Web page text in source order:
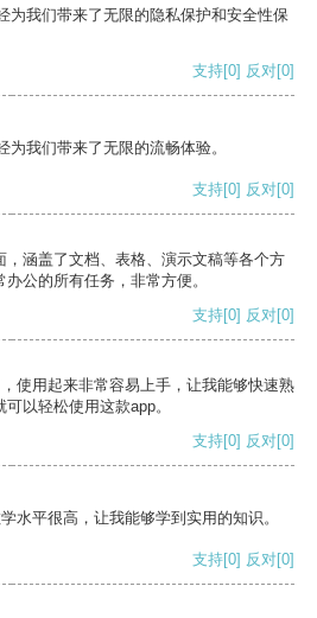
为我们带来了无限的隐私保护和安全性保
支持[0] 反对[0]
我们带来了无限的流畅体验。
支持[0] 反对[0]
涵盖了文档、表格、演示文稿等各个方
公的所有任务，非常方便。
支持[0] 反对[0]
使用起来非常容易上手，让我能够快速熟
以轻松使用这款app。
支持[0] 反对[0]
水平很高，让我能够学到实用的知识。
支持[0] 反对[0]